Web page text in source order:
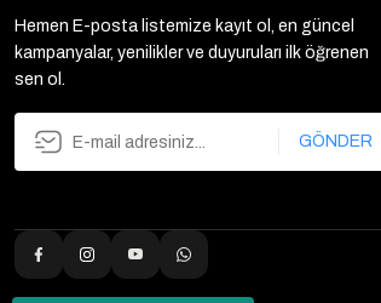
Hemen E-posta listemize kayıt ol, en güncel
kampanyalar, yenilikler ve duyuruları ilk öğrenen
sen ol.
GÖNDER